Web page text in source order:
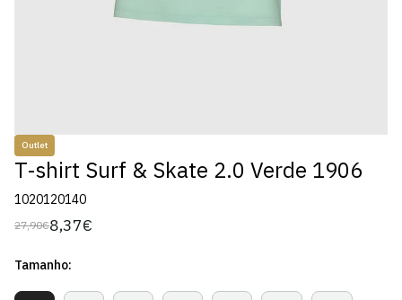
Outlet
T-shirt Surf & Skate 2.0 Verde 1906
1020120140
Preço
27,90€
Preço
venda
8,37€
Tamanho: